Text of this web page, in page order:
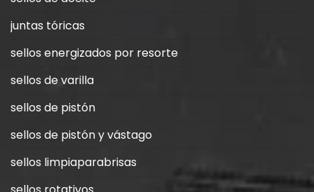
juntas tóricas
sellos energizados por resorte
sellos de varilla
sellos de pistón
sellos de pistón y vástago
sellos limpiaparabrisas